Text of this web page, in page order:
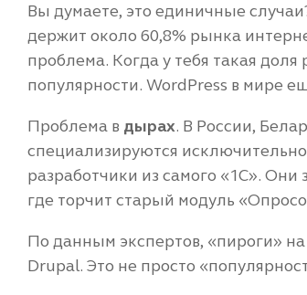
Вы думаете, это единичные
держит около 60,8% рынка
проблема. Когда у тебя такая
популярности. WordPress в мире
Проблема в дырах. В России,
специализируются
разработчики из самого «1С».
где торчит старый модуль
По данным экспертов, «пироги»
Drupal. Это не просто